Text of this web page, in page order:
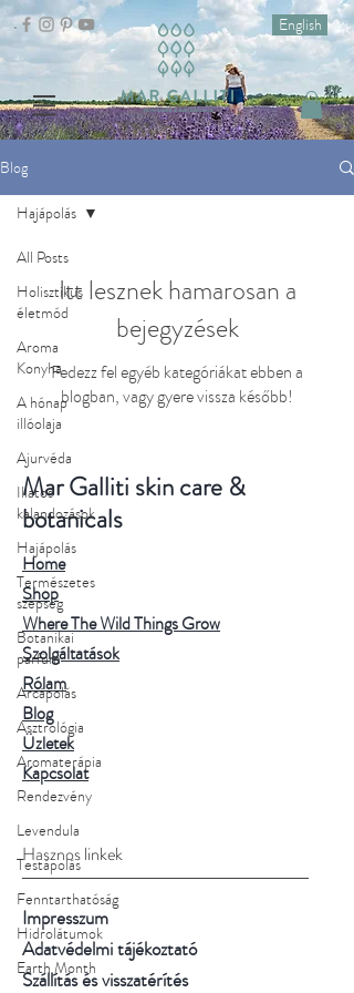
English
Blog
All Posts
Holisztikus
életmód
Aroma
Konyha
A hónap
illóolaja
Ajurvéda
Illatos
kalandozások
Hajápolás
Természetes
szépség
Botanikai
parfüm
Arcápolás
Asztrológia
Aromaterápia
Rendezvény
Levendula
Testápolás
Fenntarthatóság
Hidrolátumok
Earth Month
Hajápolás
Itt lesznek hamarosan a
bejegyzések
Fedezz fel egyéb kategóriákat ebben a
blogban, vagy gyere vissza később!
Mar Galliti skin care &
botanicals
Home
Shop
Where The Wild Things Grow
Szolgáltatások
Rólam
Blog
Üzletek
Kapcsolat
Hasznos linkek
Impresszum
Adatvédelmi tájékoztató
Szállítás és visszatérítés